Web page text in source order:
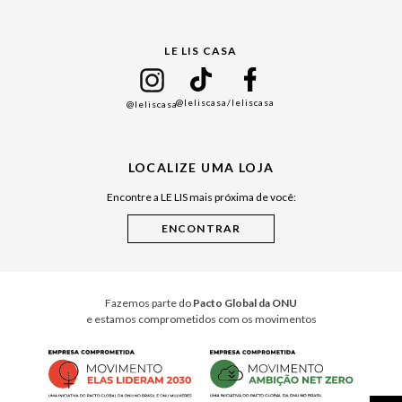
Cuidados Casa
LE LIS CASA
@leliscasa@leliscasa/leliscasa
LOCALIZE UMA LOJA
Encontre a LE LIS mais próxima de você:
Fazemos parte do Pacto Global da ONU
e estamos comprometidos com os movimentos